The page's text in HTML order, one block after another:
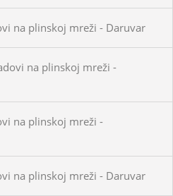
na plinskoj mreži - Daruvar
na plinskoj mreži -
na plinskoj mreži -
na plinskoj mreži - Daruvar